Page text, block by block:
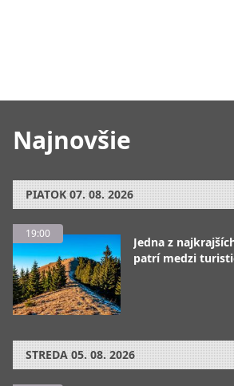
Najnovšie
PIATOK 07. 08. 2026
19:00
Jedna z
patrí medzi
STREDA 05. 08. 2026